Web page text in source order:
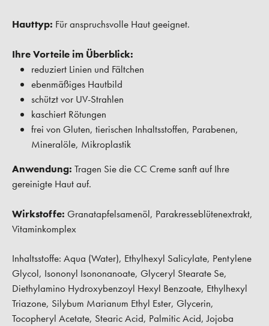
Hauttyp: Für anspruchsvolle Haut geeignet.
Ihre Vorteile im Überblick:
reduziert Linien und Fältchen
ebenmäßiges Hautbild
schützt vor UV-Strahlen
kaschiert Rötungen
frei von Gluten, tierischen Inhaltsstoffen, Parabenen,
Mineralöle, Mikroplastik
Anwendung: Tragen Sie die CC Creme sanft auf Ihre
gereinigte Haut auf.
Wirkstoffe: Granatapfelsamenöl, Parakresseblütenextrakt,
Vitaminkomplex
Inhaltsstoffe: Aqua (Water), Ethylhexyl Salicylate, Pentylene
Glycol, Isononyl Isononanoate, Glyceryl Stearate Se,
Diethylamino Hydroxybenzoyl Hexyl Benzoate, Ethylhexyl
Triazone, Silybum Marianum Ethyl Ester, Glycerin,
Tocopheryl Acetate, Stearic Acid, Palmitic Acid, Jojoba